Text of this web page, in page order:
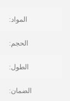
المواد:
الحجم:
الطول:
الضمان: